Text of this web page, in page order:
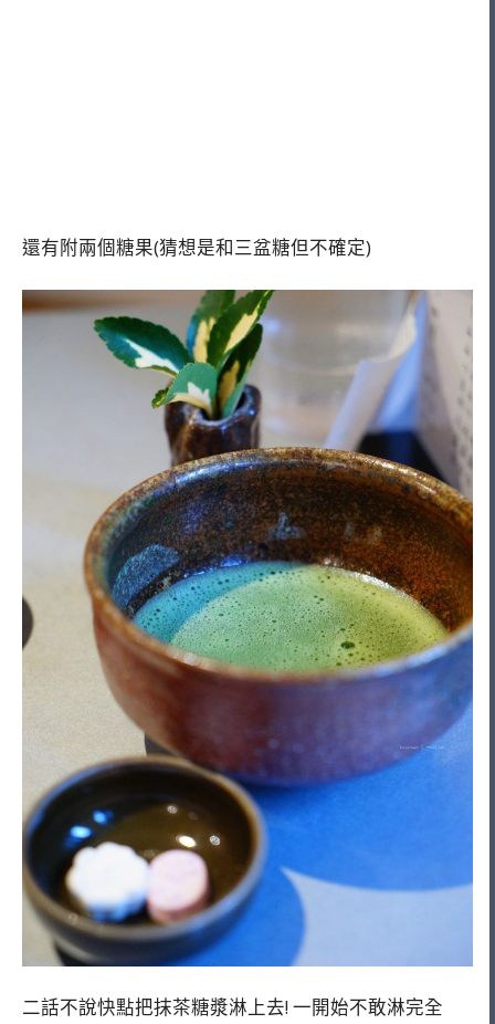
還有附兩個糖果(猜想是和三盆糖但不確定)
二話不說快點把抹茶糖漿淋上去! 一開始不敢淋完全